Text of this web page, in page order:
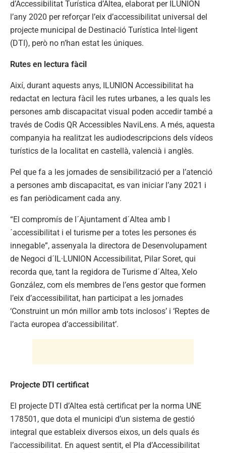
d’Accessibilitat Turística d’Altea, elaborat per ILUNION
l’any 2020 per reforçar l’eix d’accessibilitat universal del
projecte municipal de Destinació Turística Intel·ligent
(DTI), però no n’han estat les úniques.
Rutes en lectura fàcil
Així, durant aquests anys, ILUNION Accessibilitat ha
redactat en lectura fàcil les rutes urbanes, a les quals les
persones amb discapacitat visual poden accedir també a
través de Codis QR Accessibles NaviLens. A més, aquesta
companyia ha realitzat les audiodescripcions dels vídeos
turístics de la localitat en castellà, valencià i anglès.
Pel que fa a les jornades de sensibilització per a l’atenció
a persones amb discapacitat, es van iniciar l’any 2021 i
es fan periòdicament cada any.
“El compromís de l´Ajuntament d´Altea amb l
´accessibilitat i el turisme per a totes les persones és
innegable”, assenyala la directora de Desenvolupament
de Negoci d´IL·LUNION Accessibilitat, Pilar Soret, qui
recorda que, tant la regidora de Turisme d´Altea, Xelo
González, com els membres de l’ens gestor que formen
l’eix d’accessibilitat, han participat a les jornades
‘Construint un món millor amb tots inclosos’ i ‘Reptes de
l’acta europea d’accessibilitat’.
Projecte DTI certificat
El projecte DTI d’Altea està certificat per la norma UNE
178501, que dota el municipi d’un sistema de gestió
integral que estableix diversos eixos, un dels quals és
l’accessibilitat. En aquest sentit, el Pla d’Accessibilitat